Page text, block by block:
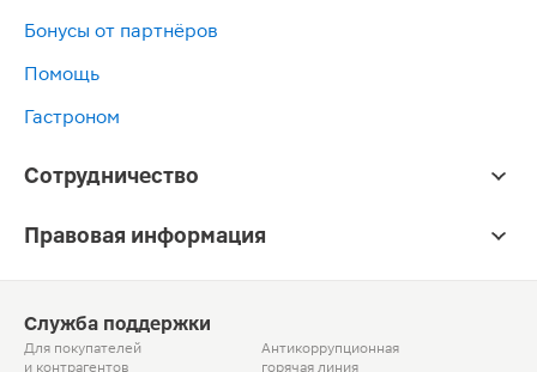
Бонусы от партнёров
Помощь
Гастроном
Сотрудничество
Правовая информация
Служба поддержки
Для покупателей
и контрагентов
Антикоррупционная
горячая линия